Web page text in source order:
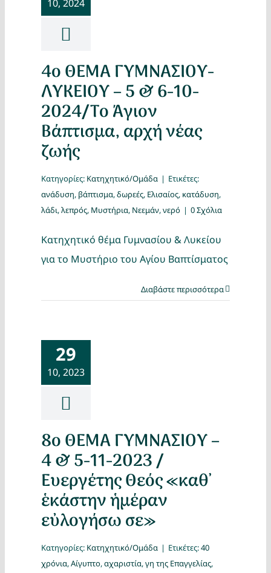
10, 2024
4ο ΘΕΜΑ ΓΥΜΝΑΣΙΟΥ-
ΛΥΚΕΙΟΥ – 5 & 6-10-
2024/Το Άγιον
Βάπτισμα, αρχή νέας
ζωής
Κατηγορίες: Κατηχητικό/Ομάδα | Ετικέτες:
ανάδυση, βάπτισμα,δωρεές, Ελισαίος, κατάδυση,
λάδι,λεπρός, Μυστήρια, Νεεμάν,νερό | 0 Σχόλια
Κατηχητικό θέμα Γυμνασίου & Λυκείου
για το Μυστήριο του Αγίου Βαπτίσματος
Διαβάστε περισσότερα
29
10, 2023
8ο ΘΕΜΑ ΓΥΜΝΑΣΙΟΥ –
4 & 5-11-2023 /
Ευεργέτης Θεός «καθ᾿
ἑκάστην ἡμέραν
εὐλογήσω σε»
Κατηγορίες: Κατηχητικό/Ομάδα | Ετικέτες:40
χρόνια,Αίγυπτο,αχαριστία,γη της Επαγγελίας,